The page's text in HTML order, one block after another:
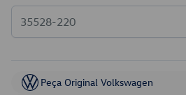
Peça Original Volkswagen